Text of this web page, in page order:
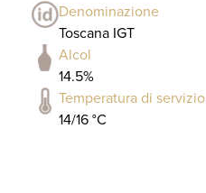
Denominazione
Toscana IGT
Alcol
14.5%
Temperatura di servizio
14/16 °C